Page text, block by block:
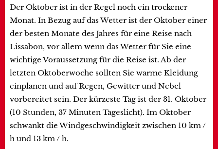
Der Oktober ist in der Regel noch ein trockener
Monat. In Bezug auf das Wetter ist der Oktober einer
der besten Monate des Jahres für eine Reise nach
Lissabon, vor allem wenn das Wetter für Sie eine
wichtige Voraussetzung für die Reise ist. Ab der
letzten Oktoberwoche sollten Sie warme Kleidung
einplanen und auf Regen, Gewitter und Nebel
vorbereitet sein. Der kürzeste Tag ist der 31. Oktober
(10 Stunden, 37 Minuten Tageslicht). Im Oktober
schwankt die Windgeschwindigkeit zwischen 10 km /
h und 13 km / h.